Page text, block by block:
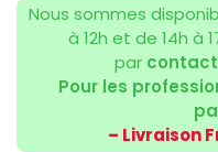
Nous sommes
à 12h et de 14h à
par
Pour les
– Livraison